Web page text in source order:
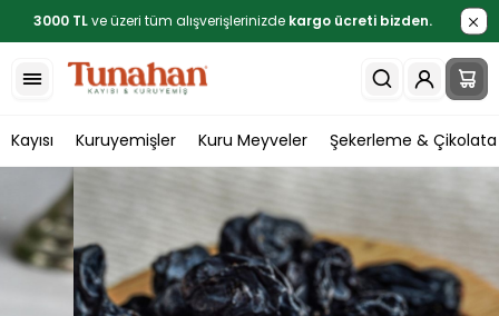
3000 TLve üzeri tüm alışverişlerinizde kargo ücreti bizden.
Kayısı Kuruyemişler Kuru Meyveler Şekerleme & Çikolata